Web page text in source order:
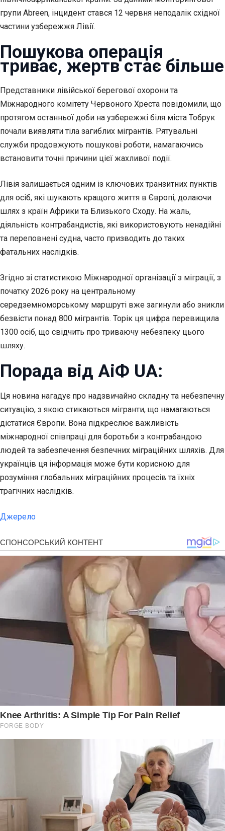
групи Abreen, інцидент стався 12 червня неподалік східної
частини узбережжя Лівії.
Пошукова операція
триває, жертв стає більше
Представники лівійської берегової охорони та
Міжнародного комітету Червоного Хреста повідомили, що
протягом останньої доби на узбережжі біля міста Тобрук
почали виявляти тіла загиблих мігрантів. Рятувальні
служби продовжують пошукові роботи, намагаючись
встановити точні причини цієї жахливої події.
Лівія залишається одним із ключових транзитних пунктів
для осіб, які шукають кращого життя в Європі, долаючи
шлях з країн Африки та Близького Сходу. На жаль,
діяльність контрабандистів, які використовують ненадійні
та переповнені судна, часто призводить до таких
фатальних наслідків.
Згідно зі статистикою Міжнародної організації з міграції, з
початку 2026 року на центральному
середземноморському маршруті вже загинули або зникли
безвісти понад 800 мігрантів. Торік ця цифра перевищила
1300 осіб, що свідчить про триваючу небезпеку цього
шляху.
Порада від АіФ UA:
Ця новина нагадує про надзвичайно складну та небезпечну
ситуацію, з якою стикаються мігранти, що намагаються
дістатися Європи. Вона підкреслює важливість
міжнародної співпраці для боротьби з контрабандою
людей та забезпечення безпечних міграційних шляхів. Для
українців ця інформація може бути корисною для
розуміння глобальних міграційних процесів та їхніх
трагічних наслідків.
Джерело